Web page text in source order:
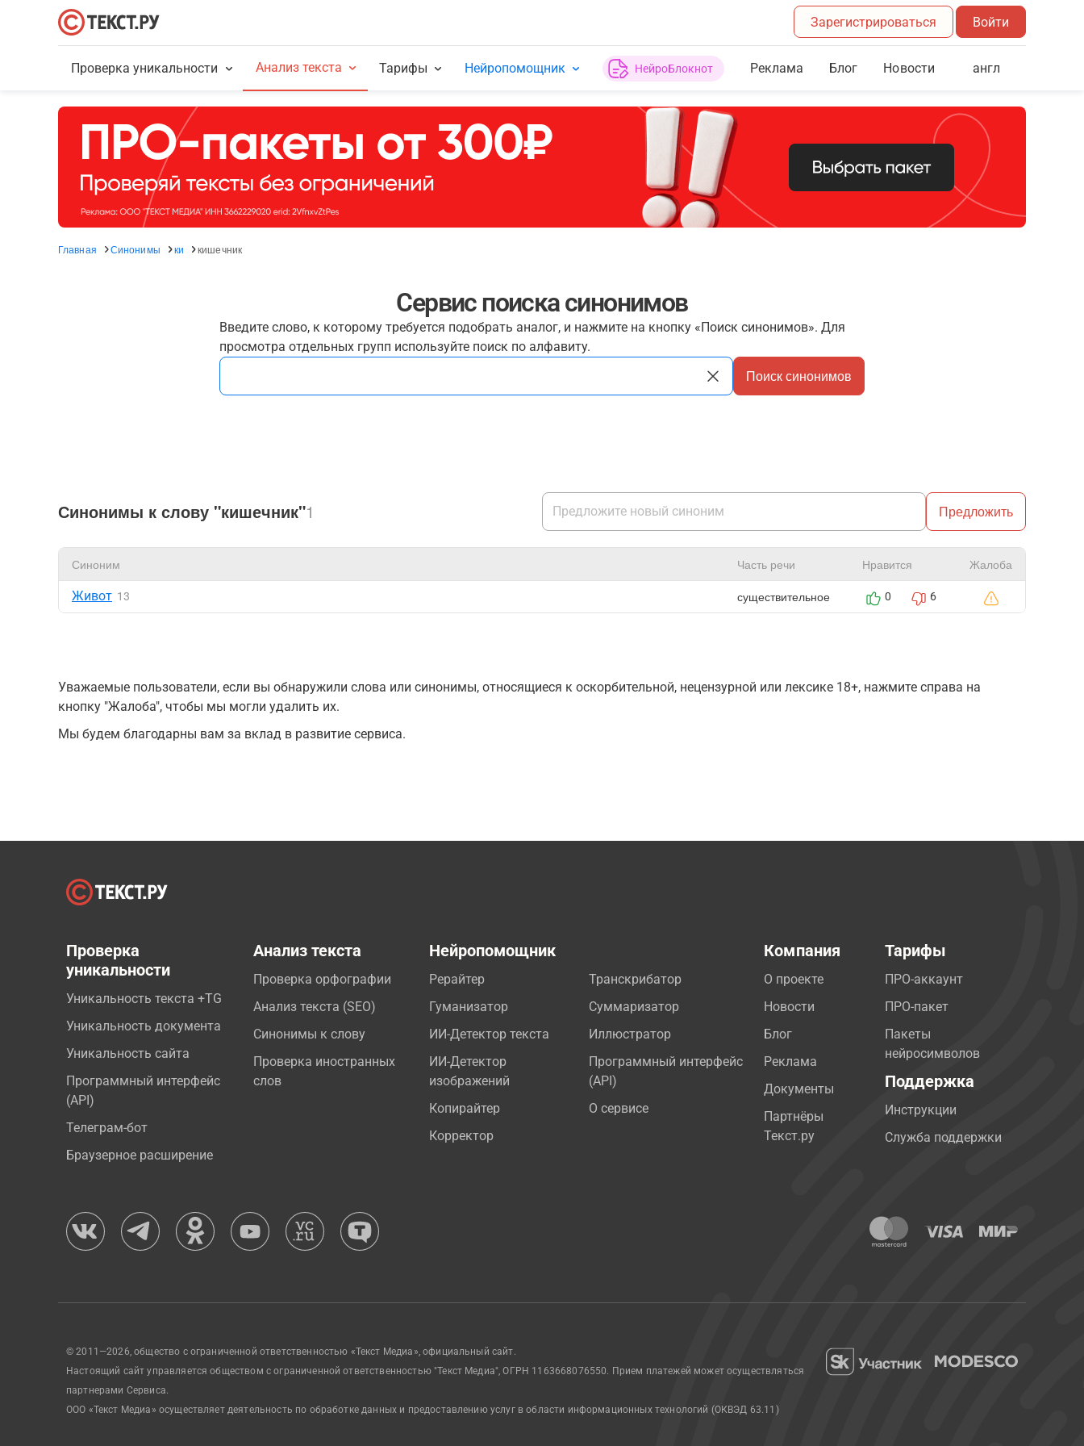
Зарегистрироваться Войти
Проверка уникальности Анализ текста Тарифы Нейропомощник НейроБлокнот Реклама Блог Новости англ
Главная Синонимы ки кишечник
Сервис поиска синонимов
Введите слово, к которому требуется подобрать аналог, и нажмите на кнопку «Поиск синонимов». Для
просмотра отдельных групп используйте поиск по алфавиту.
Поиск синонимов
Синонимы к слову "кишечник"1 Предложить
Синоним Часть речи Нравится Жалоба
Живот 13 существительное 0 6
Уважаемые пользователи, если вы обнаружили слова или синонимы, относящиеся к оскорбительной, нецензурной или лексике 18+, нажмите справа на
кнопку "Жалоба", чтобы мы могли удалить их.
Мы будем благодарны вам за вклад в развитие сервиса.
Проверка
уникальности
Уникальность текста +TG
Уникальность документа
Уникальность сайта
Программный интерфейс
(API)
Телеграм-бот
Браузерное расширение
Анализ текста
Проверка орфографии
Анализ текста (SEO)
Синонимы к слову
Проверка иностранных
слов
Нейропомощник
Рерайтер
Гуманизатор
ИИ-Детектор текста
ИИ-Детектор
изображений
Копирайтер
Корректор
Транскрибатор
Суммаризатор
Иллюстратор
Программный интерфейс
(API)
О сервисе
Компания
О проекте
Новости
Блог
Реклама
Документы
Партнёры
Текст.ру
Тарифы
ПРО-аккаунт
ПРО-пакет
Пакеты
нейросимволов
Поддержка
Инструкции
Служба поддержки
© 2011—2026, общество с ограниченной ответственностью «Текст Медиа», официальный сайт.
Настоящий сайт управляется обществом с ограниченной ответственностью "Текст Медиа", ОГРН 1163668076550. Прием платежей может осуществляться
партнерами Сервиса.
ООО «Текст Медиа» осуществляет деятельность по обработке данных и предоставлению услуг в области информационных технологий (ОКВЭД 63.11)